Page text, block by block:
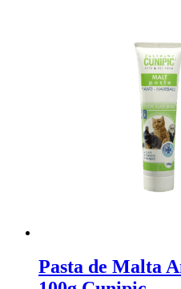
Pasta de Malta